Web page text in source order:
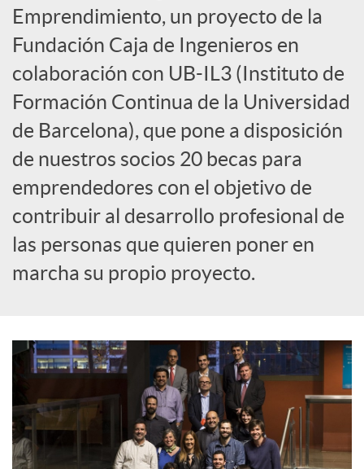
e
s
S
o
c
i
a
l
e
Emprendimiento, un proyecto de la
Fundación Caja de Ingenieros en
colaboración con UB-IL3 (Instituto de
Formación Continua de la Universidad
de Barcelona), que pone a disposición
de nuestros socios 20 becas para
emprendedores con el objetivo de
contribuir al desarrollo profesional de
las personas que quieren poner en
marcha su propio proyecto.